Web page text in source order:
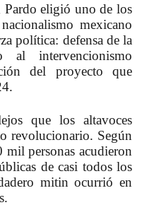
Pardo eligió uno de los
mexicano
política: defensa de la
al intervencionismo
del proyecto que
que los altavoces
revolucionario. Según
mil personas acudieron
de casi todos los
mitin ocurrió en